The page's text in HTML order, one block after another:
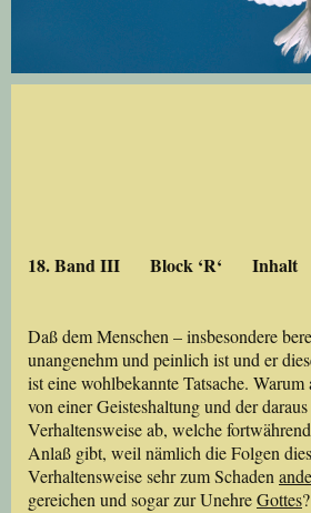
18. Band III Block ‘R‘ Inhalt
Daß dem Menschen – insbesondere
unangenehm und peinlich ist und er
ist eine wohlbekannte Tatsache.
von einer Geisteshaltung und der
Verhaltensweise ab, welche
Anlaß gibt, weil nämlich die Folgen
Verhaltensweise sehr zum Schaden
gereichen und sogar zur UnehreGottes?